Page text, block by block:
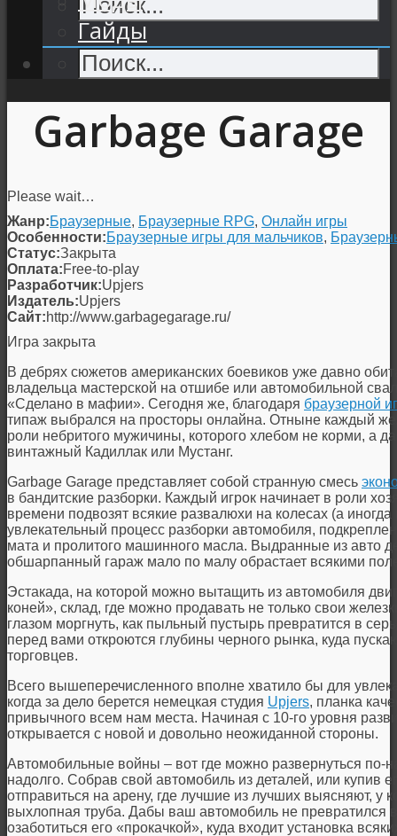
Гайды
Garbage Garage
Please wait…
Жанр:Браузерные, Браузерные RPG, Онлайн игры
Особенности:Браузерные игры для мальчиков,
Статус:Закрыта
Оплата:Free-to-play
Разработчик:Upjers
Издатель:Upjers
Сайт:http://www.garbagegarage.ru/
Игра закрыта
В дебрях сюжетов американских боевиков уже давно
владельца мастерской на отшибе или автомобильной
«Сделано в мафии». Сегодня же, благодаря браузерной
типаж выбрался на просторы онлайна. Отныне каждый
роли небритого мужичины, которого хлебом не корми, а
винтажный Кадиллак или Мустанг.
Garbage Garage представляет собой странную смесь
в бандитские разборки. Каждый игрок начинает в роли
времени подвозят всякие развалюхи на колесах (а
увлекательный процесс разборки автомобиля,
мата и пролитого машинного масла. Выдранные из авто
обшарпанный гараж мало по малу обрастает всякими
Эстакада, на которой можно вытащить из автомобиля
коней», склад, где можно продавать не только свои
глазом моргнуть, как пыльный пустырь превратится в
перед вами откроются глубины черного рынка, куда
торговцев.
Всего вышеперечисленного вполне хватило бы для
когда за дело берется немецкая студия Upjers, планка
привычного всем нам места. Начиная с 10-го уровня
открывается с новой и довольно неожиданной стороны.
Автомобильные войны – вот где можно развернуться по-
надолго. Собрав свой автомобиль из деталей, или купив
отправиться на арену, где лучшие из лучших выясняют, у
выхлопная труба. Дабы ваш автомобиль не превратился
озаботиться его «прокачкой», куда входит установка